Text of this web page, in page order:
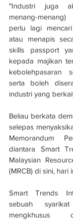
"Industri juga
menang-
perlu lagi
atau menapis
skills passport
kepada majikan
kebolehpasaran
serta boleh
industri yang
Beliau berkata
selepas
Memorandum
diantara Smart
Malaysian
(MRCB) di sini, hari
Smart Trends
sebuah
mengkhusus